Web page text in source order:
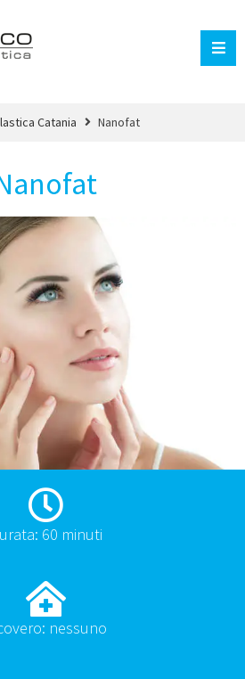
Catania Nanofat
60 minuti
nessuno